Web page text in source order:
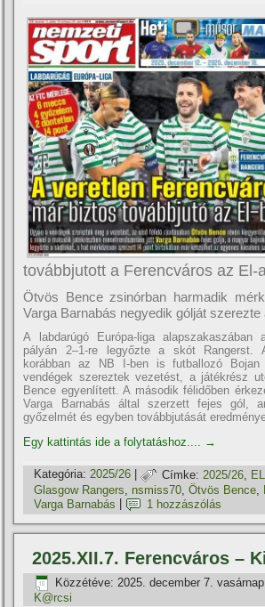
továbbjutott a Ferencváros az El-
Ötvös Bence zsinórban harmadik
Varga Barnabás negyedik gólját szerezte
A labdarúgó Európa-liga alapszakaszában
pályán 2–1-re legyőzte a skót Rangerst.
korábban az NB I-ben is futballozó
vendégek szereztek vezetést, a játékrész
Bence egyenlített. A második félidőben
Varga Barnabás által szerzett fejes gól,
győzelmét és egyben továbbjutását
Egy kattintás ide a folytatáshoz.... →
Kategória: 2025/26 | Címke: 2025/26 EL
Glasgow Rangers, nsmiss70,Ötvös Bence,
Varga Barnabás
1 hozzászólás
2025.XII.7. Ferencváros –
Közzétéve: 2025. december 7. vasárnap
K@rcsi